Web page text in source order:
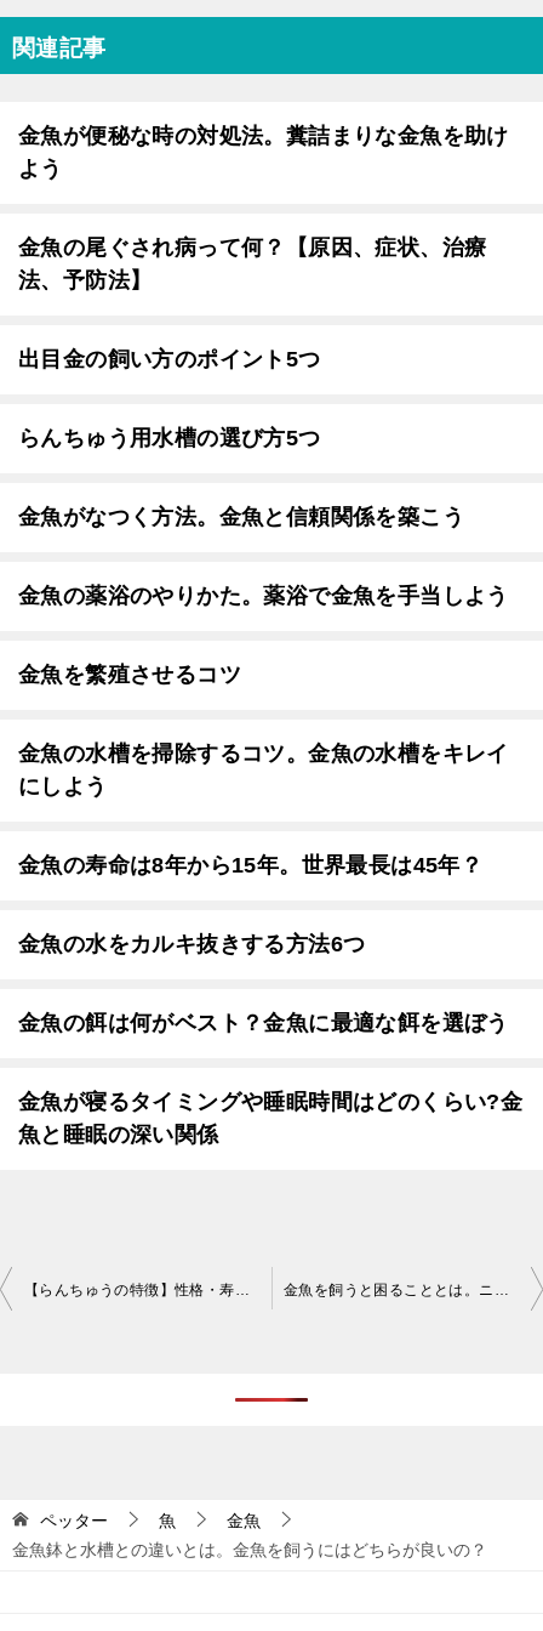
関連記事
金魚が便秘な時の対処法。糞詰まりな金魚を助け
よう
金魚の尾ぐされ病って何？【原因、症状、治療
法、予防法】
出目金の飼い方のポイント5つ
らんちゅう用水槽の選び方5つ
金魚がなつく方法。金魚と信頼関係を築こう
金魚の薬浴のやりかた。薬浴で金魚を手当しよう
金魚を繁殖させるコツ
金魚の水槽を掃除するコツ。金魚の水槽をキレイ
にしよう
金魚の寿命は8年から15年。世界最長は45年？
金魚の水をカルキ抜きする方法6つ
金魚の餌は何がベスト？金魚に最適な餌を選ぼう
金魚が寝るタイミングや睡眠時間はどのくらい?金
魚と睡眠の深い関係
投
シ
ョ
【らんちゅうの特徴】性格・寿命・価格・病気など 金魚を飼うと困ることとは。ニオイや引っ越し時に注意
ペッター 魚
金魚
金魚鉢と水槽との違いとは。金魚を飼うにはどちらが良いの？